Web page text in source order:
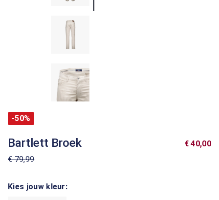
-50%
Bartlett Broek
€ 79,99
€ 40,00
Kies jouw kleur: